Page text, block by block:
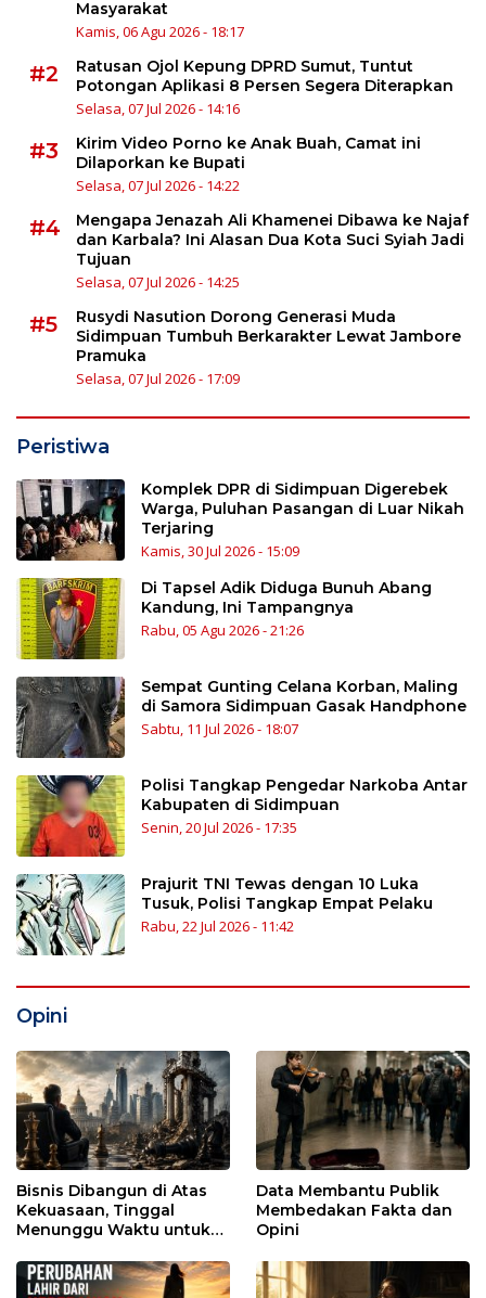
Masyarakat
Kamis, 06 Agu 2026 - 18:17
#2
Ratusan Ojol Kepung DPRD Sumut, Tuntut
Potongan Aplikasi 8 Persen Segera Diterapkan
Selasa, 07 Jul 2026 - 14:16
#3
Kirim Video Porno ke Anak Buah, Camat ini
Dilaporkan ke Bupati
Selasa, 07 Jul 2026 - 14:22
#4
Mengapa Jenazah Ali Khamenei Dibawa ke Najaf
dan Karbala? Ini Alasan Dua Kota Suci Syiah Jadi
Tujuan
Selasa, 07 Jul 2026 - 14:25
#5
Rusydi Nasution Dorong Generasi Muda
Sidimpuan Tumbuh Berkarakter Lewat Jambore
Pramuka
Selasa, 07 Jul 2026 - 17:09
Peristiwa
Komplek DPR di Sidimpuan Digerebek
Warga, Puluhan Pasangan di Luar Nikah
Terjaring
Kamis, 30 Jul 2026 - 15:09
Di Tapsel Adik Diduga Bunuh Abang
Kandung, Ini Tampangnya
Rabu, 05 Agu 2026 - 21:26
Sempat Gunting Celana Korban, Maling
di Samora Sidimpuan Gasak Handphone
Sabtu, 11 Jul 2026 - 18:07
Polisi Tangkap Pengedar Narkoba Antar
Kabupaten di Sidimpuan
Senin, 20 Jul 2026 - 17:35
Prajurit TNI Tewas dengan 10 Luka
Tusuk, Polisi Tangkap Empat Pelaku
Rabu, 22 Jul 2026 - 11:42
Opini
Bisnis Dibangun di Atas
Kekuasaan, Tinggal
Menunggu Waktu untuk
Data Membantu Publik
Membedakan Fakta dan
Opini